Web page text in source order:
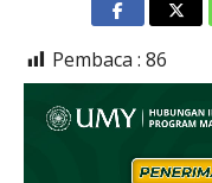
Pembaca : 86